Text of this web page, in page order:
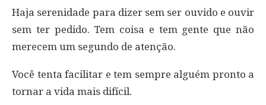
Haja serenidade para dizer sem ser ouvido e ouvir
sem ter pedido. Tem coisa e tem gente que não
merecem um segundo de atenção.
Você tenta facilitar e tem sempre alguém pronto a
tornar a vida mais difícil.